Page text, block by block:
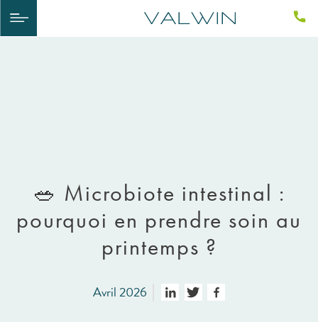
🥗 Microbiote intestinal :
pourquoi en prendre soin au
printemps ?
Avril 2026